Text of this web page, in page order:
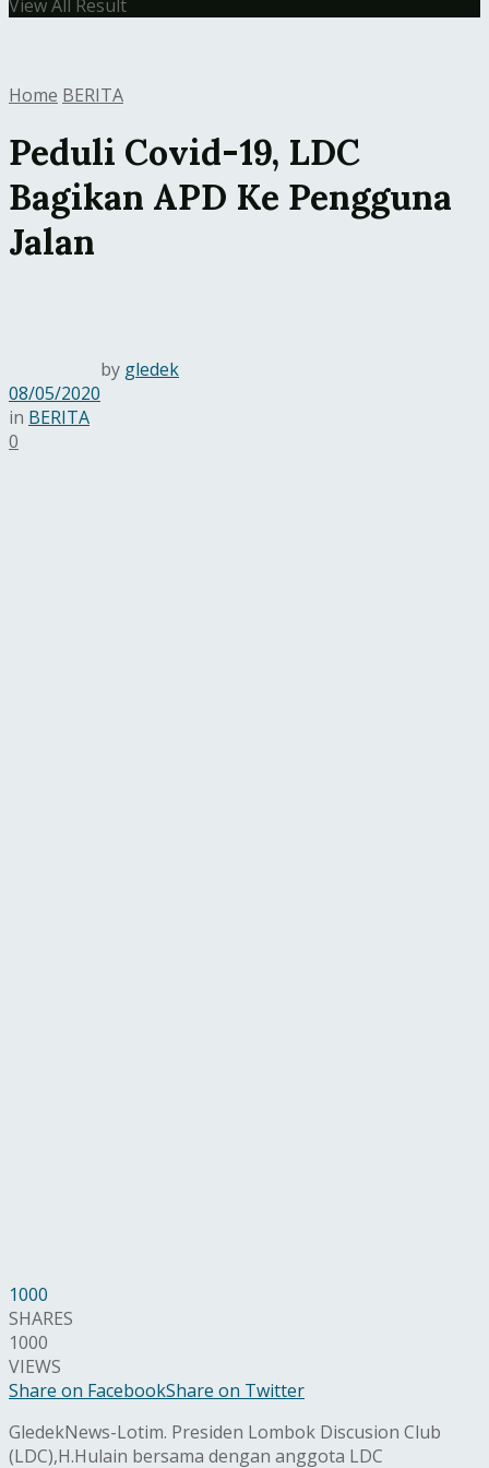
View All Result
Home BERITA
Peduli Covid-19, LDC
Bagikan APD Ke Pengguna
Jalan
by gledek
08/05/2020
in BERITA
0
1000
SHARES
1000
VIEWS
Share on FacebookShare on Twitter
GledekNews-Lotim. Presiden Lombok Discusion Club
(LDC),H.Hulain bersama dengan anggota LDC